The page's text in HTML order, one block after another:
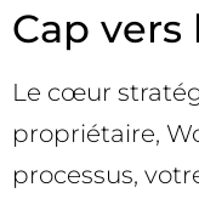
Cap vers
Le cœur
propriétaire,
processus,